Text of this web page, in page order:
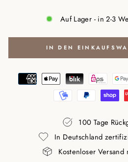
Auf Lager - in 2-3
IN DEN
100 Tage
In Deutschland
Kostenloser Versand